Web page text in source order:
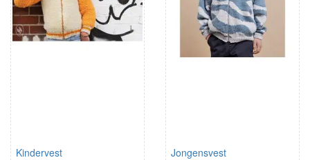
Kindervest Jongensvest